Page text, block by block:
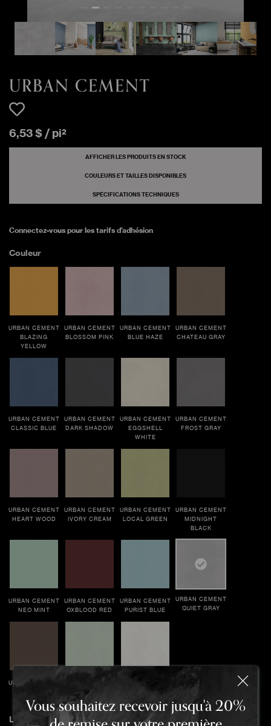
URBAN CEMENT
6,53$ / pi²
AFFICHER LES PRODUITS EN STOCK
COULEURS ET TAILLES DISPONIBLES
SPÉCIFICATIONS TECHNIQUES
Connectez-vous pour les tarifs d'adhésion
Couleur
URBAN CEMENT
BLAZING
YELLOW
URBAN CEMENT
BLOSSOM PINK
URBAN CEMENT
BLUE HAZE
URBAN CEMENT
CHATEAU GRAY
URBAN CEMENT
CLASSIC BLUE
URBAN CEMENT
DARK SHADOW
URBAN CEMENT
EGGSHELL
WHITE
URBAN CEMENT
FROST GRAY
URBAN CEMENT
HEART WOOD
URBAN CEMENT
IVORY CREAM
URBAN CEMENT
LOCAL GREEN
URBAN CEMENT
MIDNIGHT
BLACK
URBAN CEMENT
NEO MINT
URBAN CEMENT
OXBLOOD RED
URBAN CEMENT
PURIST BLUE
URBAN CEMENT
QUIET GRAY
URBAN CEMENT
TRANQUIL DAWN
Longueur
Vous souhaitez recevoir jusqu'à 20%
912 pi²
URBAN CEMENT
Matte
URBAN CEMENT
WHITE ALYSSUM
URBAN CEMENT
WHITE ALYSSUM
Commandez votre échantillon